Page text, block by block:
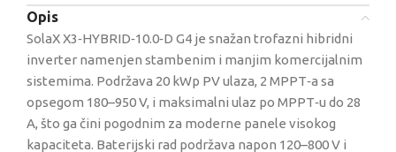
Opis
SolaX X3‑HYBRID‑10.0‑D G4 je snažan trofazni hibridni
inverter namenjen stambenim i manjim komercijalnim
sistemima. Podržava 20 kWp PV ulaza, 2 MPPT‑a sa
opsegom 180–950 V, i maksimalni ulaz po MPPT‑u do 28
A, što ga čini pogodnim za moderne panele visokog
kapaciteta. Baterijski rad podržava napon 120–800 V i